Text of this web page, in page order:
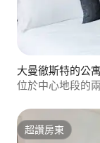
大曼徹斯特的公寓
位於中心地段的
超讚房東
超讚房東